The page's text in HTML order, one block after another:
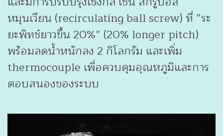
หมุนเวียน (recirculating ball screw) ที่ “ระ
ยะพิทช์ยาวขึ้น 20%” (20% longer pitch)
พร้อมลดน้ำหนักลง 2 กิโลกรัม และเพิ่ม
thermocouple เพื่อควบคุมอุณหภูมิและการ
ตอบสนองของระบบ